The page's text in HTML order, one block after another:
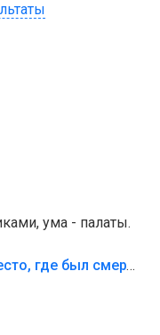
ума - палаты.
«Попал на пику»: СК показал место, где был смертельно травмирован ребенок в Тольятти